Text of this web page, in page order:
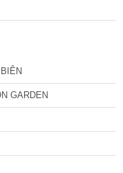
GARDEN